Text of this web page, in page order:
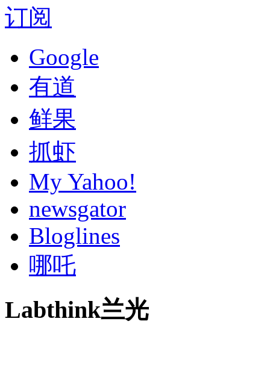
订阅
Google
有道
鲜果
抓虾
My Yahoo!
newsgator
Bloglines
哪吒
Labthink兰光